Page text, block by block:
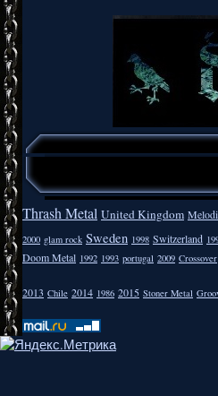
Thrash Metal United Kingdom
2000 glam rock Sweden 1998 Switzerland
Doom Metal 1992 1993 portugal 2009 Crossover
2013 Chile 2014 1986 2015 Stoner Metal